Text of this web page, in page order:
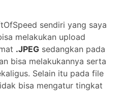
sendiri yang saya
melakukan upload
.JPEG sedangkan pada
bisa melakukannya serta
Selain itu pada file
bisa mengatur tingkat